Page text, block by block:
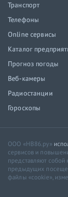
Транспорт
Телефоны
Online сервисы
Каталог
Прогноз погоды
Веб-камеры
Радиостанции
Гороскопы
ООО «НВ86.ру»
сервисов и
представляют
предыдущих
файлы «cookie»,